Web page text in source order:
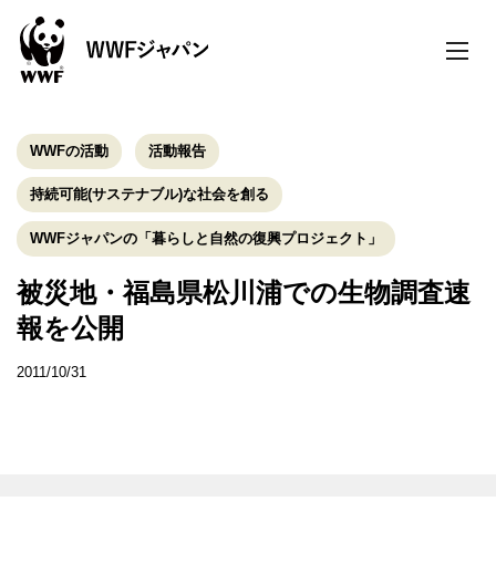
toggle
WWFの活動 活動報告
持続可能(サステナブル)な社会を創る
WWFジャパンの「暮らしと自然の復興プロジェクト」
被災地・福島県松川浦での生物調査速
報を公開
2011/10/31